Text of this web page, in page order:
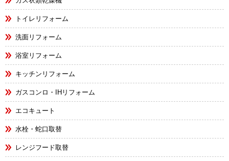
トイレリフォーム
洗面リフォーム
浴室リフォーム
キッチンリフォーム
ガスコンロ・IHリフォーム
エコキュート
水栓・蛇口取替
レンジフード取替